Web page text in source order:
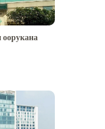
оорукана